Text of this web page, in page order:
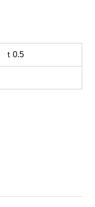
ｔ0.5